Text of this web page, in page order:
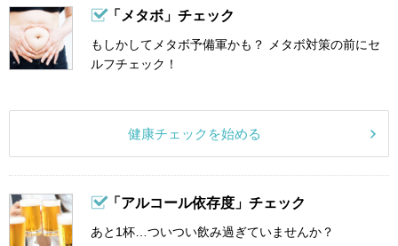
「メタボ」チェック
もしかしてメタボ予備軍かも？ メタボ対策の前にセ
ルフチェック！
健康チェックを始める
「アルコール依存度」チェック
あと1杯…ついつい飲み過ぎていませんか？